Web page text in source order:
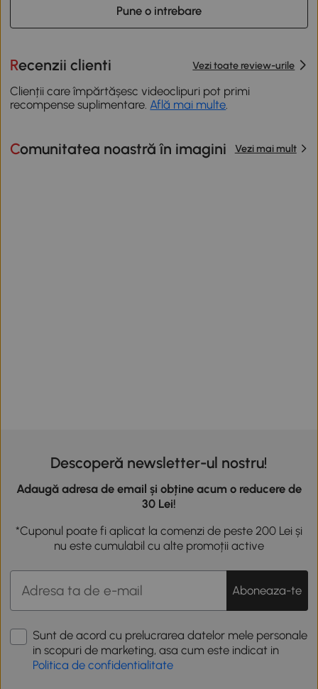
Pune o intrebare
Recenzii clienti Vezi toate review-urile
Clienții care împărtășesc videoclipuri pot primi
recompense suplimentare. Află mai multe.
Comunitatea noastră în imagini Vezi mai mult
Descoperă newsletter-ul nostru!
Adaugă adresa de email și obține acum o reducere de
30 Lei!
*Cuponul poate fi aplicat la comenzi de peste 200 Lei și
nu este cumulabil cu alte promoții active
Aboneaza-te
Sunt de acord cu prelucrarea datelor mele personale
in scopuri de marketing, asa cum este indicat in
Politica de confidentialitate